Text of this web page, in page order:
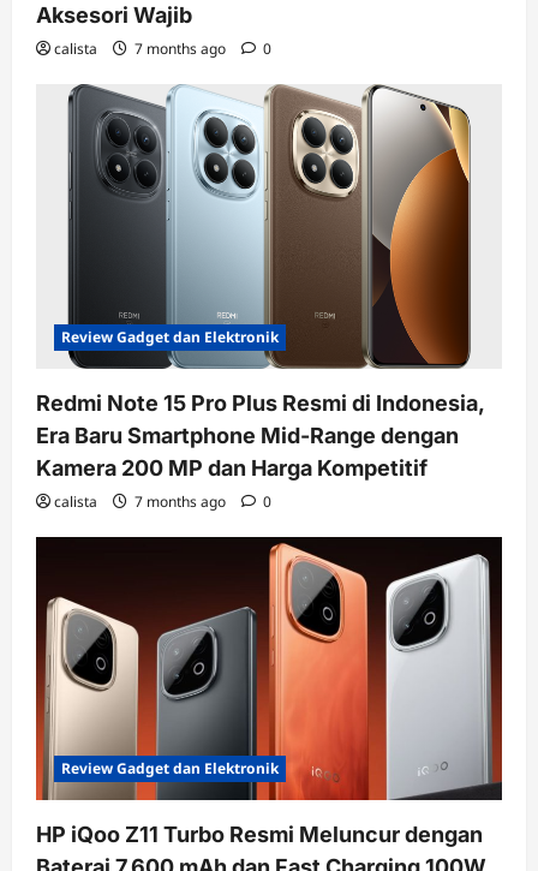
Aksesori Wajib
calista 7 months ago 0
Review Gadget dan Elektronik
Redmi Note 15 Pro Plus Resmi di Indonesia,
Era Baru Smartphone Mid-Range dengan
Kamera 200 MP dan Harga Kompetitif
calista 7 months ago 0
Review Gadget dan Elektronik
HP iQoo Z11 Turbo Resmi Meluncur dengan